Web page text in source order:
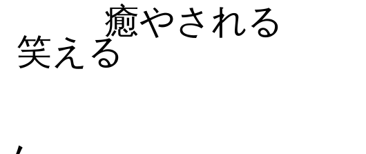
癒やされる
笑える